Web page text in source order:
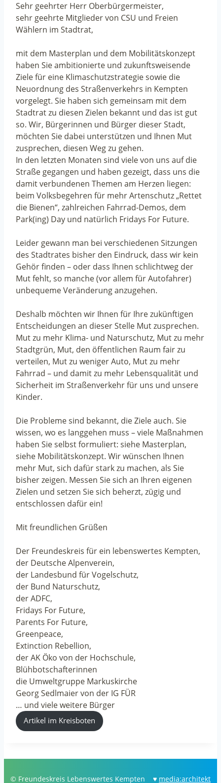
Sehr geehrter Herr Oberbürgermeister,
sehr geehrte Mitglieder von CSU und Freien
Wählern im Stadtrat,
mit dem Masterplan und dem Mobilitätskonzept
haben Sie ambitionierte und zukunftsweisende
Ziele für eine Klimaschutzstrategie sowie die
Neuordnung des Straßenverkehrs in Kempten
vorgelegt. Sie haben sich gemeinsam mit dem
Stadtrat zu diesen Zielen bekannt und das ist gut
so. Wir, Bürgerinnen und Bürger dieser Stadt,
möchten Sie dabei unterstützen und Ihnen Mut
zusprechen, diesen Weg zu gehen.
In den letzten Monaten sind viele von uns auf die
Straße gegangen und haben gezeigt, dass uns die
damit verbundenen Themen am Herzen liegen:
beim Volksbegehren für mehr Artenschutz „Rettet
die Bienen“, zahlreichen Fahrrad-Demos, dem
Park(ing) Day und natürlich Fridays For Future.
Leider gewann man bei verschiedenen Sitzungen
des Stadtrates bisher den Eindruck, dass wir kein
Gehör finden – oder dass Ihnen schlichtweg der
Mut fehlt, so manche (vor allem für Autofahrer)
unbequeme Veränderung anzugehen.
Deshalb möchten wir Ihnen für Ihre zukünftigen
Entscheidungen an dieser Stelle Mut zusprechen.
Mut zu mehr Klima- und Naturschutz, Mut zu mehr
Stadtgrün, Mut, den öffentlichen Raum fair zu
verteilen, Mut zu weniger Auto, Mut zu mehr
Fahrrad – und damit zu mehr Lebensqualität und
Sicherheit im Straßenverkehr für uns und unsere
Kinder.
Die Probleme sind bekannt, die Ziele auch. Sie
wissen, wo es langgehen muss – viele Maßnahmen
haben Sie selbst formuliert: siehe Masterplan,
siehe Mobilitätskonzept. Wir wünschen Ihnen
mehr Mut, sich dafür stark zu machen, als Sie
bisher zeigen. Messen Sie sich an Ihren eigenen
Zielen und setzen Sie sich beherzt, zügig und
entschlossen dafür ein!
Mit freundlichen Grüßen
Der Freundeskreis für ein lebenswertes Kempten,
der Deutsche Alpenverein,
der Landesbund für Vogelschutz,
der Bund Naturschutz,
der ADFC,
Fridays For Future,
Parents For Future,
Greenpeace,
Extinction Rebellion,
der AK Öko von der Hochschule,
Blühbotschafterinnen
die Umweltgruppe Markuskirche
Georg Sedlmaier von der IG FÜR
… und viele weitere Bürger
Artikel im Kreisboten
© Freundeskreis Lebenswertes Kempten ♥ media:architekt